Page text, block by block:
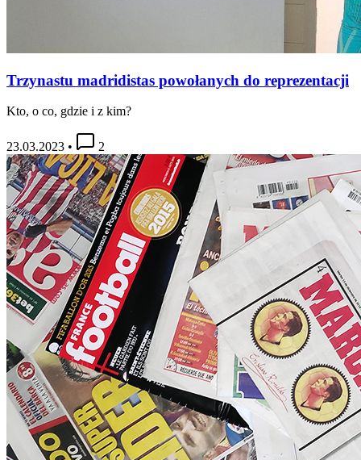
Trzynastu madridistas powołanych do reprezentacji
Kto, o co, gdzie i z kim?
23.03.2023 • 2